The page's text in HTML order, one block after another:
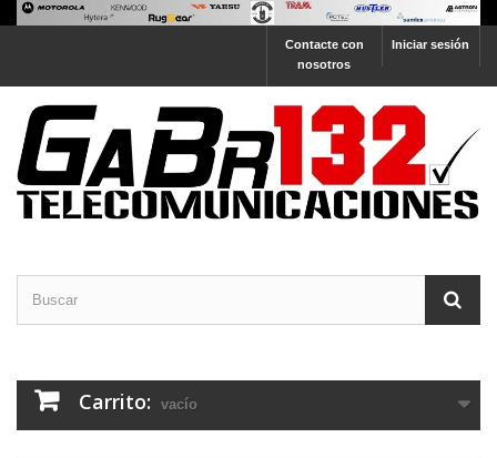
Iniciar sesión
Contacte con
nosotros
Carrito: vacío